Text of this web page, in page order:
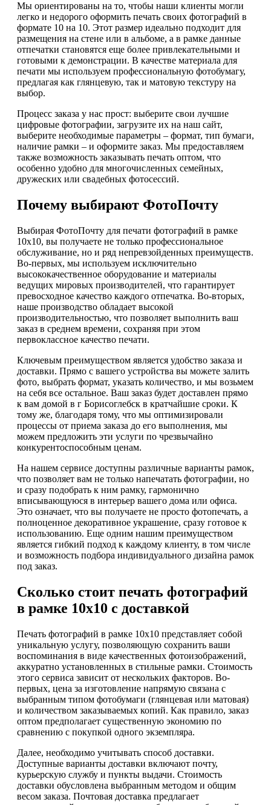
Мы ориентированы на то, чтобы наши клиенты могли
легко и недорого оформить печать своих фотографий в
формате 10 на 10. Этот размер идеально подходит для
размещения на стене или в альбоме, а в рамке данные
отпечатки становятся еще более привлекательными и
готовыми к демонстрации. В качестве материала для
печати мы используем профессиональную фотобумагу,
предлагая как глянцевую, так и матовую текстуру на
выбор.
Процесс заказа у нас прост: выберите свои лучшие
цифровые фотографии, загрузите их на наш сайт,
выберите необходимые параметры – формат, тип бумаги,
наличие рамки – и оформите заказ. Мы предоставляем
также возможность заказывать печать оптом, что
особенно удобно для многочисленных семейных,
дружеских или свадебных фотосессий.
Почему выбирают ФотоПочту
Выбирая ФотоПочту для печати фотографий в рамке
10х10, вы получаете не только профессиональное
обслуживание, но и ряд непревзойденных преимуществ.
Во-первых, мы используем исключительно
высококачественное оборудование и материалы
ведущих мировых производителей, что гарантирует
превосходное качество каждого отпечатка. Во-вторых,
наше производство обладает высокой
производительностью, что позволяет выполнить ваш
заказ в среднем времени, сохраняя при этом
первоклассное качество печати.
Ключевым преимуществом является удобство заказа и
доставки. Прямо с вашего устройства вы можете залить
фото, выбрать формат, указать количество, и мы возьмем
на себя все остальное. Ваш заказ будет доставлен прямо
к вам домой в г Борисоглебск в кратчайшие сроки. К
тому же, благодаря тому, что мы оптимизировали
процессы от приема заказа до его выполнения, мы
можем предложить эти услуги по чрезвычайно
конкурентоспособным ценам.
На нашем сервисе доступны различные варианты рамок,
что позволяет вам не только напечатать фотографии, но
и сразу подобрать к ним рамку, гармонично
вписывающуюся в интерьер вашего дома или офиса.
Это означает, что вы получаете не просто фотопечать, а
полноценное декоративное украшение, сразу готовое к
использованию. Еще одним нашим преимуществом
является гибкий подход к каждому клиенту, в том числе
и возможность подбора индивидуального дизайна рамок
под заказ.
Сколько стоит печать фотографий
в рамке 10х10 с доставкой
Печать фотографий в рамке 10х10 представляет собой
уникальную услугу, позволяющую сохранить ваши
воспоминания в виде качественных фотоизображений,
аккуратно установленных в стильные рамки. Стоимость
этого сервиса зависит от нескольких факторов. Во-
первых, цена за изготовление напрямую связана с
выбранным типом фотобумаги (глянцевая или матовая)
и количеством заказываемых копий. Как правило, заказ
оптом предполагает существенную экономию по
сравнению с покупкой одного экземпляра.
Далее, необходимо учитывать способ доставки.
Доступные варианты доставки включают почту,
курьерскую службу и пункты выдачи. Стоимость
доставки обусловлена выбранным методом и общим
весом заказа. Почтовая доставка предлагает